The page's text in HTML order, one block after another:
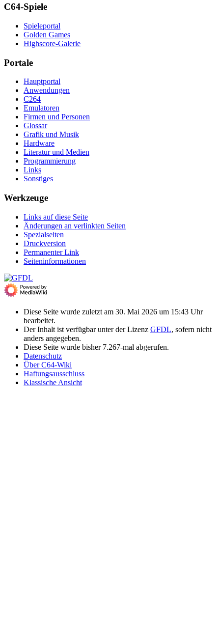
C64-Spiele
Spieleportal
Golden Games
Highscore-Galerie
Portale
Hauptportal
Anwendungen
C264
Emulatoren
Firmen und Personen
Glossar
Grafik und Musik
Hardware
Literatur und Medien
Programmierung
Links
Sonstiges
Werkzeuge
Links auf diese Seite
Änderungen an verlinkten Seiten
Spezialseiten
Druckversion
Permanenter Link
Seiten­­informationen
Diese Seite wurde zuletzt am 30. Mai 2026 um 15:43 Uhr
bearbeitet.
Der Inhalt ist verfügbar unter der Lizenz GFDL, sofern nicht
anders angegeben.
Diese Seite wurde bisher 7.267-mal abgerufen.
Datenschutz
Über C64-Wiki
Haftungsausschluss
Klassische Ansicht